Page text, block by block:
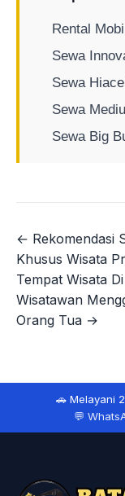
Rental
Sewa
Sewa
Sewa
Sewa Big
Navigasi
pos
← Rekomendasi
Khusus Wisata
Tempat Wisata
Wisatawan
Orang Tua →
🚗 Melayani
💬